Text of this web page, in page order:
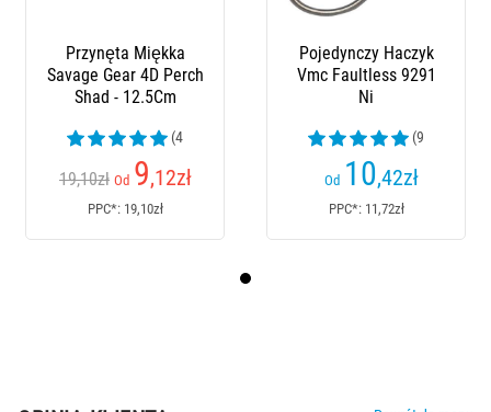
Przynęta Miękka
Savage Gear 4D Perch
Shad - 12.5Cm
(4
opinia)
19,10zł Od 9,12zł
PPC*: 19,10zł
Pojedynczy Haczyk
Vmc Faultless 9291
Ni
(9
opinia)
Od 10,42zł
PPC*: 11,72zł